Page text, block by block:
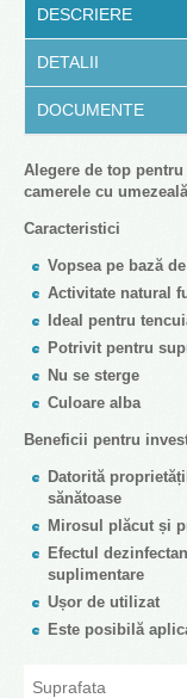
DESCRIERE
DETALII
DOCUMENTE
Alegere de top
camerele cu
Caracteristici
Vopsea pe bază
Activitate natural
Ideal pentru
Potrivit pentru
Nu se sterge
Culoare alba
Beneficii pentru
Datorită
sănătoase
Mirosul plăcut și
Efectul
suplimentare
Ușor de utilizat
Este posibilă